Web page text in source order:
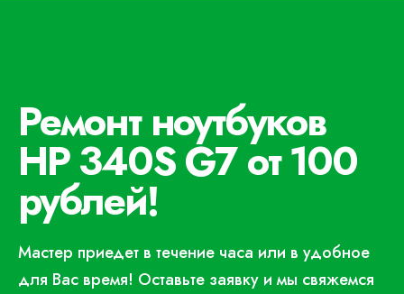
Ремонт ноутбуков
HP 340S G7 от 100
рублей!
Мастер приедет в течение часа или в удобное
для Вас время! Оставьте заявку и мы свяжемся